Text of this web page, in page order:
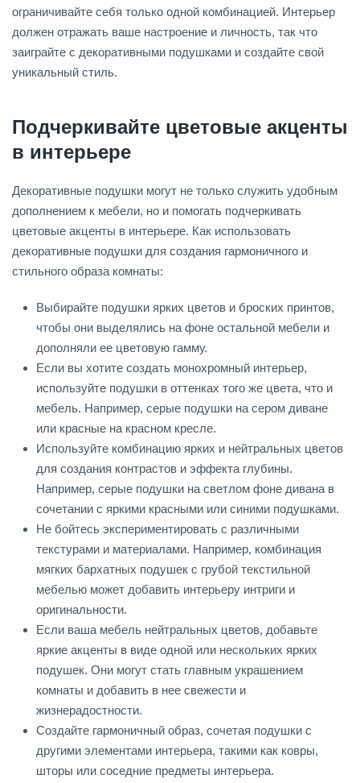
ограничивайте себя только одной комбинацией. Интерьер
должен отражать ваше настроение и личность, так что
заиграйте с декоративными подушками и создайте свой
уникальный стиль.
Подчеркивайте цветовые акценты
в интерьере
Декоративные подушки могут не только служить удобным
дополнением к мебели, но и помогать подчеркивать
цветовые акценты в интерьере. Как использовать
декоративные подушки для создания гармоничного и
стильного образа комнаты:
Выбирайте подушки ярких цветов и броских принтов,
чтобы они выделялись на фоне остальной мебели и
дополняли ее цветовую гамму.
Если вы хотите создать монохромный интерьер,
используйте подушки в оттенках того же цвета, что и
мебель. Например, серые подушки на сером диване
или красные на красном кресле.
Используйте комбинацию ярких и нейтральных цветов
для создания контрастов и эффекта глубины.
Например, серые подушки на светлом фоне дивана в
сочетании с яркими красными или синими подушками.
Не бойтесь экспериментировать с различными
текстурами и материалами. Например, комбинация
мягких бархатных подушек с грубой текстильной
мебелью может добавить интерьеру интриги и
оригинальности.
Если ваша мебель нейтральных цветов, добавьте
яркие акценты в виде одной или нескольких ярких
подушек. Они могут стать главным украшением
комнаты и добавить в нее свежести и
жизнерадостности.
Создайте гармоничный образ, сочетая подушки с
другими элементами интерьера, такими как ковры,
шторы или соседние предметы интерьера.